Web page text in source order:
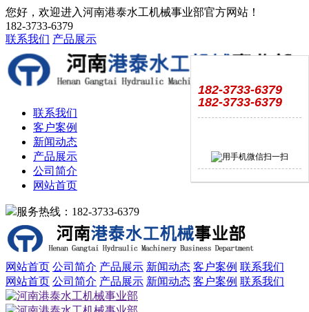
您好，欢迎进入河南港泰水工机械事业部官方网站！
182-3733-6379
联系我们 产品展示
联系我们
客户案例
新闻动态
产品展示
公司简介
网站首页
服务热线：182-3733-6379
网站首页 公司简介 产品展示 新闻动态 客户案例 联系我们
网站首页 公司简介 产品展示 新闻动态 客户案例 联系我们
182-3733-6379
182-3733-6379